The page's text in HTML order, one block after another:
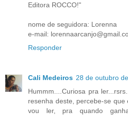
Editora ROCCO!"
nome de seguidora: Lorenna
e-mail:
Responder
Cali Medeiros 28 de outubro
Hummm....Curiosa pra
resenha deste, percebe-se
vou ler, pra quando